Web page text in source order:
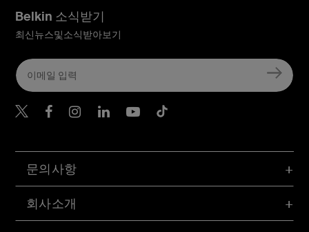
문의사항
회사소개
Belkin 소식받기
최신뉴스및소식받아보기
Belkin Twitter